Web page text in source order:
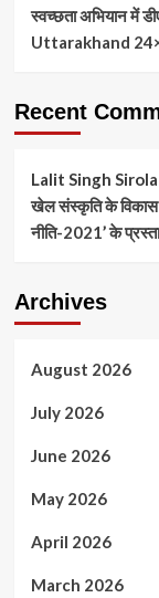
स्वच्छता अभियान में
Uttarakhand
Recent
Lalit Singh Sirola
खेल संस्कृति के विकास
नीति-2021’ के
Archives
August 2026
July 2026
June 2026
May 2026
April 2026
March 2026